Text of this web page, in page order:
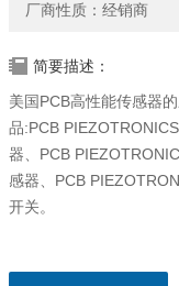
厂商性质：经销商
简要描述：
美国PCB高性能传感器
品:PCB
器、PCB
感器、PCB
开关。